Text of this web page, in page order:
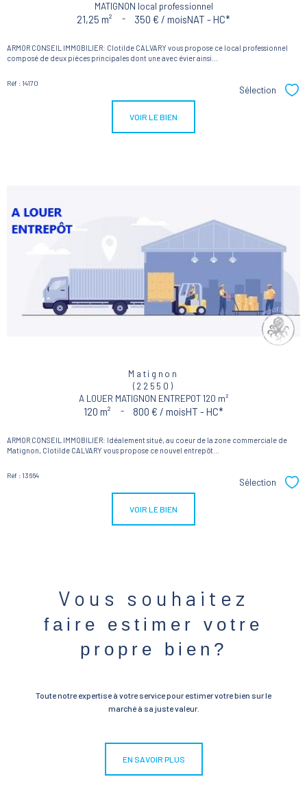
MATIGNON local professionnel
21,25 m² - 350 € / moisNAT - HC*
ARMOR CONSEIL IMMOBILIER: Clotilde CALVARY vous propose ce local professionnel
composé de deux pièces principales dont une avec évier ainsi...
Réf : 14170
Sélection
VOIR LE BIEN
Matignon
(22550)
A LOUER MATIGNON ENTREPOT 120 m²
120 m² - 800 € / moisHT - HC*
ARMOR CONSEIL IMMOBILIER: Idéalement situé, au coeur de la zone commerciale de
Matignon, Clotilde CALVARY vous propose ce nouvel entrepôt...
Réf : 13664
Sélection
VOIR LE BIEN
Vous souhaitez
faire estimer votre
propre bien?
Toute notre expertise à votre service pour estimer votre bien sur le
marché à sa juste valeur.
EN SAVOIR PLUS